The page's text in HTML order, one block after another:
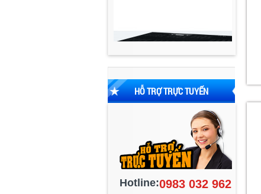
HỖ TRỢ TRỰC TUYẾN
Hotline:0983 032 962